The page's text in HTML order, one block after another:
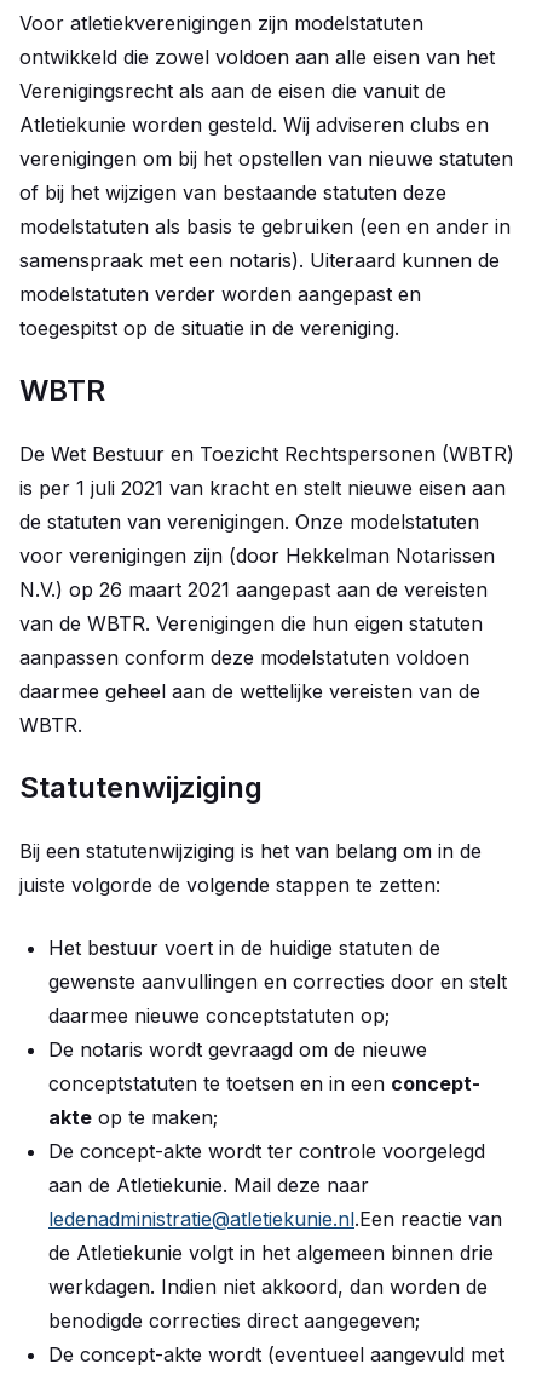
Voor atletiekverenigingen zijn modelstatuten
ontwikkeld die zowel voldoen aan alle eisen van het
Verenigingsrecht als aan de eisen die vanuit de
Atletiekunie worden gesteld. Wij adviseren clubs en
verenigingen om bij het opstellen van nieuwe statuten
of bij het wijzigen van bestaande statuten deze
modelstatuten als basis te gebruiken (een en ander in
samenspraak met een notaris). Uiteraard kunnen de
modelstatuten verder worden aangepast en
toegespitst op de situatie in de vereniging.
WBTR
De Wet Bestuur en Toezicht Rechtspersonen (WBTR)
is per 1 juli 2021 van kracht en stelt nieuwe eisen aan
de statuten van verenigingen. Onze modelstatuten
voor verenigingen zijn (door Hekkelman Notarissen
N.V.) op 26 maart 2021 aangepast aan de vereisten
van de WBTR. Verenigingen die hun eigen statuten
aanpassen conform deze modelstatuten voldoen
daarmee geheel aan de wettelijke vereisten van de
WBTR.
Statutenwijziging
Bij een statutenwijziging is het van belang om in de
juiste volgorde de volgende stappen te zetten:
Het bestuur voert in de huidige statuten de
gewenste aanvullingen en correcties door en stelt
daarmee nieuwe conceptstatuten op;
De notaris wordt gevraagd om de nieuwe
conceptstatuten te toetsen en in een concept-
akte op te maken;
De concept-akte wordt ter controle voorgelegd
aan de Atletiekunie. Mail deze naar
ledenadministratie@atletiekunie.nl.Een reactie van
de Atletiekunie volgt in het algemeen binnen drie
werkdagen. Indien niet akkoord, dan worden de
benodigde correcties direct aangegeven;
De concept-akte wordt (eventueel aangevuld met